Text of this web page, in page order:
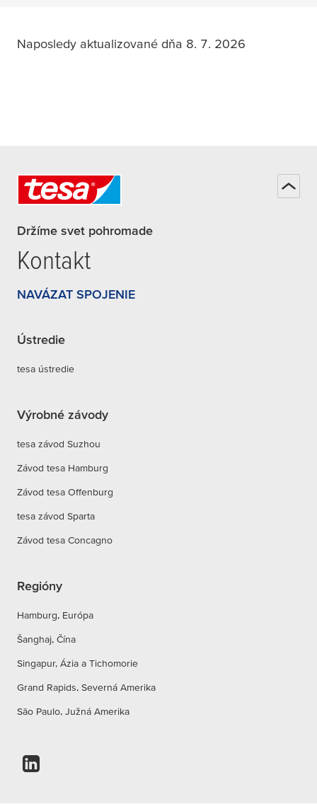
Naposledy aktualizované dňa 8. 7. 2026
Držíme svet pohromade
Kontakt
NAVÁZAT SPOJENIE
Ústredie
tesa ústredie
Výrobné závody
tesa závod Suzhou
Závod tesa Hamburg
Závod tesa Offenburg
tesa závod Sparta
Závod tesa Concagno
Regióny
Hamburg, Európa
Šanghaj, Čína
Singapur, Ázia a Tichomorie
Grand Rapids, Severná Amerika
São Paulo, Južná Amerika